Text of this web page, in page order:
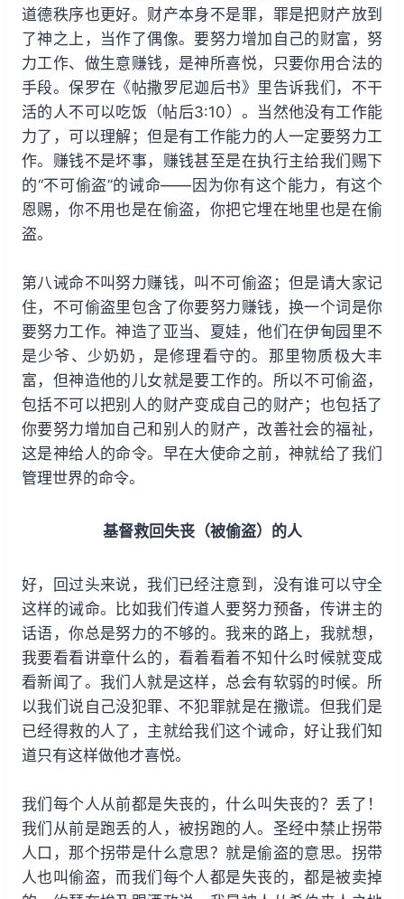
道德秩序也更好。财产本身不是罪，罪是把财产放到
了神之上，当作了偶像。要努力增加自己的财富，努
力工作、做生意赚钱，是神所喜悦，只要你用合法的
手段。保罗在《帖撒罗尼迦后书》里告诉我们，不干
活的人不可以吃饭（帖后3:10）。当然他没有工作能
力了，可以理解；但是有工作能力的人一定要努力工
作。赚钱不是坏事，赚钱甚至是在执行主给我们赐下
的“不可偷盗”的诫命——因为你有这个能力，有这个
恩赐，你不用也是在偷盗，你把它埋在地里也是在偷
盗。
第八诫命不叫努力赚钱，叫不可偷盗；但是请大家记
住，不可偷盗里包含了你要努力赚钱，换一个词是你
要努力工作。神造了亚当、夏娃，他们在伊甸园里不
是少爷、少奶奶，是修理看守的。那里物质极大丰
富，但神造他的儿女就是要工作的。所以不可偷盗，
包括不可以把别人的财产变成自己的财产；也包括了
你要努力增加自己和别人的财产，改善社会的福祉，
这是神给人的命令。早在大使命之前，神就给了我们
管理世界的命令。
基督救回失丧（被偷盗）的人
好，回过头来说，我们已经注意到，没有谁可以守全
这样的诫命。比如我们传道人要努力预备，传讲主的
话语，你总是努力的不够的。我来的路上，我就想，
我要看看讲章什么的，看着看着不知什么时候就变成
看新闻了。我们人就是这样，总会有软弱的时候。所
以我们说自己没犯罪、不犯罪就是在撒谎。但我们是
已经得救的人了，主就给我们这个诫命，好让我们知
道只有这样做他才喜悦。
我们每个人从前都是失丧的，什么叫失丧的？丢了！
我们从前是跑丢的人，被拐跑的人。圣经中禁止拐带
人口，那个拐带是什么意思？就是偷盗的意思。拐带
人也叫偷盗，而我们每个人都是失丧的，都是被卖掉